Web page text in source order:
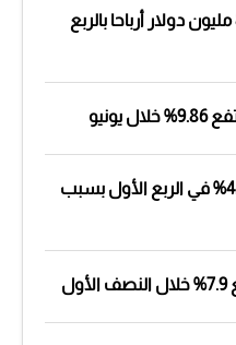
“أكوا السعودية” تحقق 82.2 مليون دولار أرباحا بالربع
الاقتصاد الكويتي ينكمش 4.6% في الربع الأول بسبب